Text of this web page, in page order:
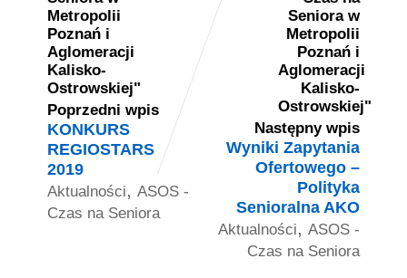
Poprzedni wpis
KONKURS
REGIOSTARS
2019
Aktualności,ASOS -
Czas na Seniora
Następny wpis
Wyniki Zapytania
Ofertowego –
Polityka
Senioralna AKO
Aktualności, ASOS -
Czas na Seniora